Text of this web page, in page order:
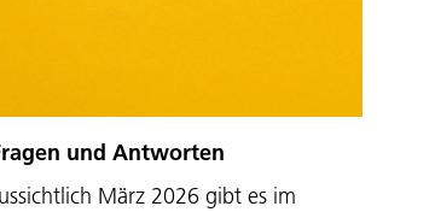
und Antworten
März 2026 gibt es im